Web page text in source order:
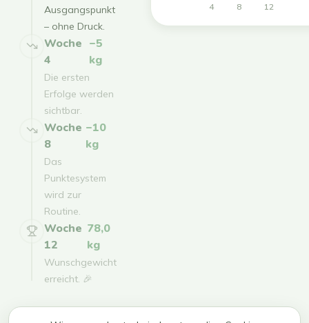
Ausgangspunkt
– ohne Druck.
Woche
4
−5
kg
Die ersten
Erfolge werden
sichtbar.
Woche
8
−10
kg
Das
Punktesystem
wird zur
Routine.
Woche
12
78,0
kg
Wunschgewicht
erreicht. 🎉
4
8
12